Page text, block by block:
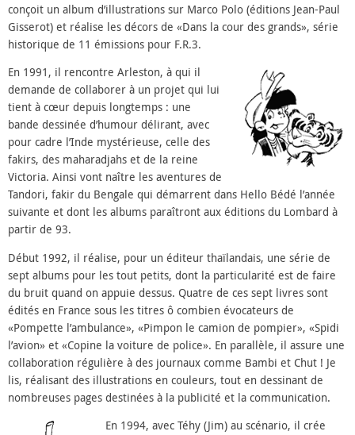
conçoit un album d’illustrations sur Marco Polo (éditions Jean-Paul
Gisserot) et réalise les décors de «Dans la cour des grands», série
historique de 11 émissions pour F.R.3.
En 1991, il rencontre Arleston, à qui il
demande de collaborer à un projet qui lui
tient à cœur depuis longtemps : une
bande dessinée d’humour délirant, avec
pour cadre l’Inde mystérieuse, celle des
fakirs, des maharadjahs et de la reine
Victoria. Ainsi vont naître les aventures de
Tandori, fakir du Bengale qui démarrent dans Hello Bédé l’année
suivante et dont les albums paraîtront aux éditions du Lombard à
partir de 93.
Début 1992, il réalise, pour un éditeur thaïlandais, une série de
sept albums pour les tout petits, dont la particularité est de faire
du bruit quand on appuie dessus. Quatre de ces sept livres sont
édités en France sous les titres ô combien évocateurs de
«Pompette l’ambulance», «Pimpon le camion de pompier», «Spidi
l’avion» et «Copine la voiture de police». En parallèle, il assure une
collaboration régulière à des journaux comme Bambi et Chut ! Je
lis, réalisant des illustrations en couleurs, tout en dessinant de
nombreuses pages destinées à la publicité et la communication.
En 1994, avec Téhy (Jim) au scénario, il crée